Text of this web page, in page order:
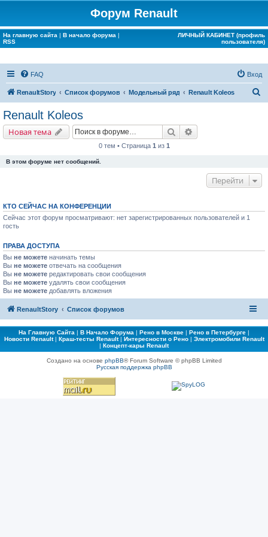
Форум Renault
На главную сайта | В начало форума |
RSS
ЛИЧНЫЙ КАБИНЕТ (профиль
пользователя)
FAQ Вход
RenaultStory Список форумов Модельный ряд Renault Koleos
Renault Koleos
Новая тема Поиск
0 тем • Страница 1 из 1
В этом форуме нет сообщений.
Перейти
КТО СЕЙЧАС НА КОНФЕРЕНЦИИ
Сейчас этот форум просматривают: нет зарегистрированных пользователей и 1
гость
ПРАВА ДОСТУПА
Вы не можете начинать темы
Вы не можете отвечать на сообщения
Вы не можете редактировать свои сообщения
Вы не можете удалять свои сообщения
Вы не можете добавлять вложения
RenaultStory Список форумов
На Главную Сайта | В Начало Форума | Рено в Москве | Рено в Петербурге |
Новости Renault| Краш-тесты Renault| Интересности о Рено| Электромобили Renault
| Концепт-кары Renault
Создано на основе phpBB® Forum Software © phpBB Limited
Русская поддержка phpBB